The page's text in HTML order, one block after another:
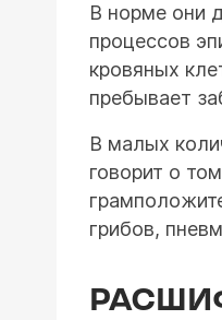
В норме они
процессов
кровяных
пребывает
В малых
говорит о
грибов,